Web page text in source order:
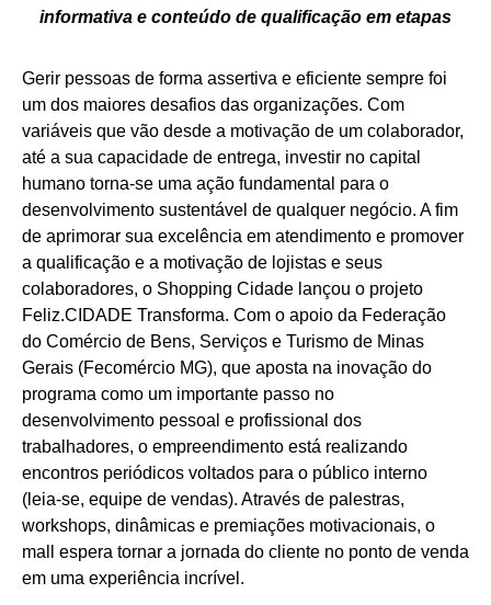
informativa e conteúdo de qualificação em etapas
Gerir pessoas de forma assertiva e eficiente sempre foi
um dos maiores desafios das organizações. Com
variáveis que vão desde a motivação de um colaborador,
até a sua capacidade de entrega, investir no capital
humano torna-se uma ação fundamental para o
desenvolvimento sustentável de qualquer negócio. A fim
de aprimorar sua excelência em atendimento e promover
a qualificação e a motivação de lojistas e seus
colaboradores, o Shopping Cidade lançou o projeto
Feliz.CIDADE Transforma. Com o apoio da Federação
do Comércio de Bens, Serviços e Turismo de Minas
Gerais (Fecomércio MG), que aposta na inovação do
programa como um importante passo no
desenvolvimento pessoal e profissional dos
trabalhadores, o empreendimento está realizando
encontros periódicos voltados para o público interno
(leia-se, equipe de vendas). Através de palestras,
workshops, dinâmicas e premiações motivacionais, o
mall espera tornar a jornada do cliente no ponto de venda
em uma experiência incrível.